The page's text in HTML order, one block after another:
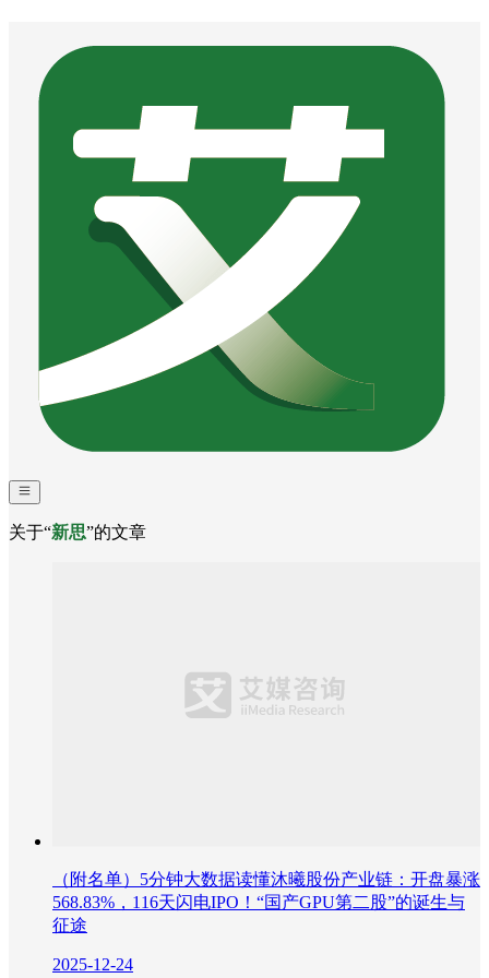
关于“新思”的文章
（附名单）5分钟大数据读懂沐曦股份产业链：开盘暴涨
568.83%，116天闪电IPO！“国产GPU第二股”的诞生与
征途
2025-12-24